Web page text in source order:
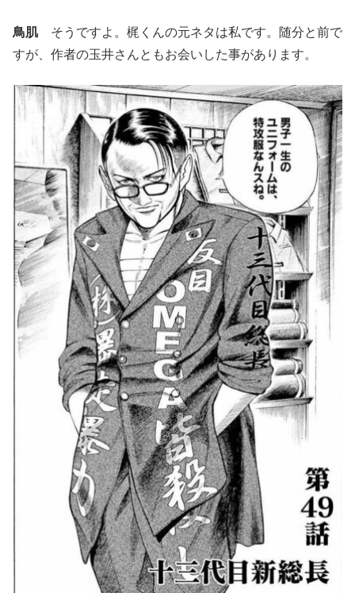
鳥肌そうですよ。梶くんの元ネタは私です。随分と前で
すが、作者の玉井さんともお会いした事があります。